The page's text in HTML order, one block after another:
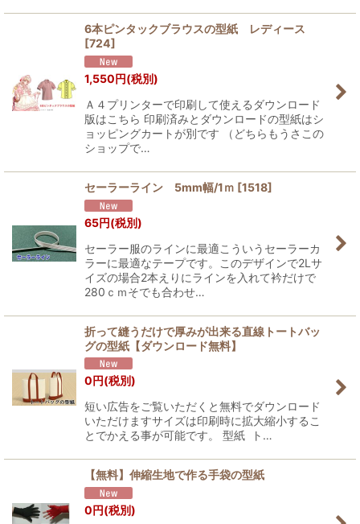
6本ピンタックブラウスの型紙 レディース
[724]
1,550円(税別)
Ａ４プリンターで印刷して使えるダウンロード
版はこちら 印刷済みとダウンロードの型紙はシ
ョッピングカートが別です （どちらもうさこの
ショップで…
セーラーライン 5mm幅/1ｍ [1518]
65円(税別)
セーラー服のラインに最適こういうセーラーカ
ラーに最適なテープです。このデザインで2Lサ
イズの場合2本えりにラインを入れて衿だけで
280ｃｍそでも合わせ…
折って縫うだけで厚みが出来る直線トートバッ
グの型紙【ダウンロード無料】
0円(税別)
短い広告をご覧いただくと無料でダウンロード
いただけますサイズは印刷時に拡大縮小するこ
とでかえる事が可能です。 型紙 ト…
【無料】伸縮生地で作る手袋の型紙
0円(税別)